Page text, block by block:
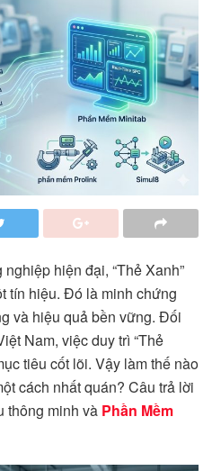
hiện đại, “Thẻ Xanh”
tín hiệu. Đó là minh chứng
và hiệu quả bền vững. Đối
Nam, việc duy trì “Thẻ
tiêu cốt lõi. Vậy làm thế nào
cách nhất quán? Câu trả lời
thông minh và Phần Mềm